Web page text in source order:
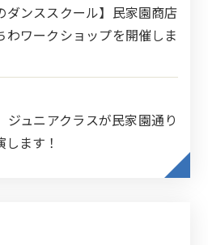
ダンススクール】民家園商店
わワークショップを開催しま
ジュニアクラスが民家園通り
ます！